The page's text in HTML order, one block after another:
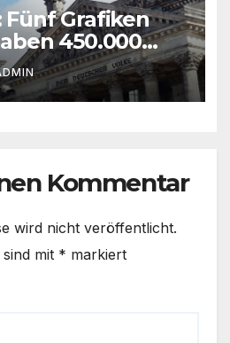
Fünf Grafiken
450.000
Juli investiert
Kommentar
wird nicht veröffentlicht.
mit * markiert